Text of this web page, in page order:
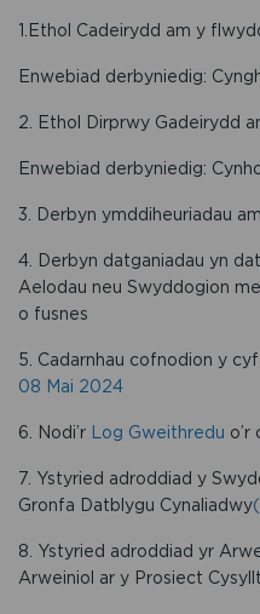
1.Ethol Cadeirydd am y
Enwebiad derbyniedig:
2. Ethol Dirprwy Gadeirydd
Enwebiad derbyniedig:
3. Derbyn ymddiheuriadau
4. Derbyn datganiadau yn
Aelodau neu Swyddogion
o fusnes
5. Cadarnhau cofnodion y
08 Mai 2024
6. Nodi’r Log Gweithredu o’r
7. Ystyried adroddiad y
Gronfa Datblygu Cynaliadwy
8. Ystyried adroddiad yr
Arweiniol ar y Prosiect